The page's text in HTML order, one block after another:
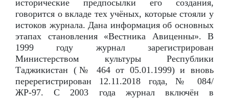
исторические предпосылки его создания,
говорится о вкладе тех учёных, которые стояли у
истоков журнала. Дана информация об основных
этапах становления «Вестника Авиценны». В
1999 году журнал зарегистрирован
Министерством культуры Республики
Таджикистан (№ 464 от 05.01.1999) и вновь
перерегистрирован 12.11.2018 года, № 084/
ЖР-97. С 2003 года журнал включён в